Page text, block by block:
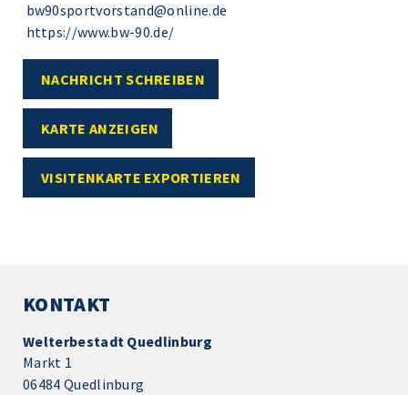
bw90sportvorstand@online.de
https://www.bw-90.de/
NACHRICHT SCHREIBEN
KARTE ANZEIGEN
VISITENKARTE EXPORTIEREN
KONTAKT
Welterbestadt Quedlinburg
Markt 1
06484 Quedlinburg